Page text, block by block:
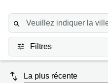
Salles
de
réunion
Bureau
Marseille
Nantes
Toulouse
Nice
Coworking
Paris
Coworking
Lyon
Coworking
Connexion
Filtres
La plus récente